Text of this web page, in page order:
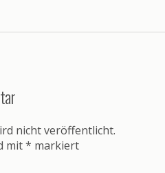
nicht veröffentlicht.
mit* markiert